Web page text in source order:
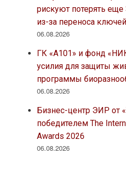
рискуют потерять
из-за переноса ключей
06.08.2026
ГК «А101» и фонд
усилия для защиты
программы
06.08.2026
Бизнес-центр ЭИР от
победителем The
Awards 2026
06.08.2026